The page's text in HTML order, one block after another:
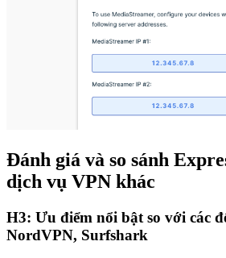
Đánh giá và so sánh
dịch vụ VPN khác
H3: Ưu điểm nổi bật so với các
NordVPN, Surfshark